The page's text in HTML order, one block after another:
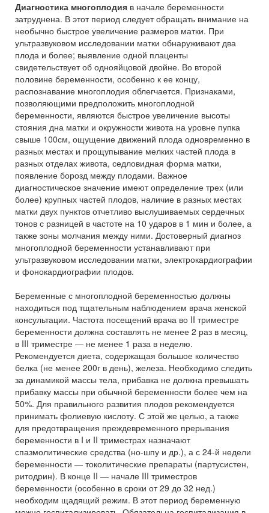
Диагностика многоплодия в начале беременности
затруднена. В этот период следует обращать внимание на
необычно быстрое увеличение размеров матки. При
ультразвуковом исследовании матки обнаруживают два
плода и более; выявление одной плаценты
свидетельствует об однояйцовой двойне. Во второй
половине беременности, особенно к ее концу,
распознавание многоплодия облегчается. Признаками,
позволяющими предположить многоплодной
беременности, являются быстрое увеличение высоты
стояния дна матки и окружности живота на уровне пупка
свыше 100см, ощущение движений плода одновременно в
разных местах и прощупывание мелких частей плода в
разных отделах живота, седловидная форма матки,
появление борозд между плодами. Важное
диагностическое значение имеют определение трех (или
более) крупных частей плодов, наличие в разных местах
матки двух пунктов отчетливо выслушиваемых сердечных
тонов с разницей в частоте на 10 ударов в 1 мин и более, а
также зоны молчания между ними. Достоверный диагноз
многоплодной беременности устанавливают при
ультразвуковом исследовании матки, электрокардиографии
и фонокардиографии плодов.
Беременные с многоплодной беременностью должны
находиться под тщательным наблюдением врача женской
консультации. Частота посещений врача во II триместре
беременности должна составлять не менее 2 раз в месяц,
в III триместре — не менее 1 раза в неделю.
Рекомендуется диета, содержащая большое количество
белка (не менее 200г в день), железа. Необходимо следить
за динамикой массы тела, прибавка не должна превышать
прибавку массы при обычной беременности более чем на
50%. Для правильного развития плодов рекомендуется
принимать фолиевую кислоту. С этой же целью, а также
для предотвращения преждевременного прерывания
беременности в I и II триместрах назначают
спазмолитические средства (но-шпу и др.), а с 24-й недели
беременности — токолитические препараты (партусистен,
ритодрин). В конце II — начале III триместров
беременности (особенно в сроки от 29 до 32 нед.)
необходим щадящий режим. В этот период беременную